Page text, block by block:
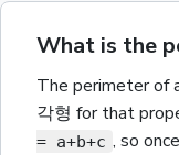
What is the
The perimeterof
각형 for that
= a+b+c ,so